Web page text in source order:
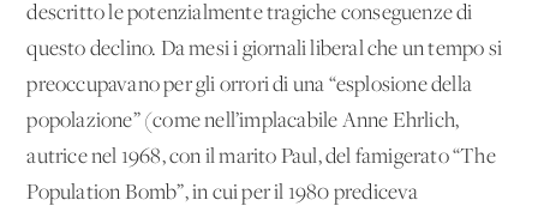
descritto le potenzialmente tragiche conseguenze di
questo declino. Da mesi i giornali liberal che un tempo si
preoccupavano per gli orrori di una “esplosione della
popolazione” (come nell’implacabile Anne Ehrlich,
autrice nel 1968, con il marito Paul, del famigerato “The
Population Bomb”, in cui per il 1980 prediceva